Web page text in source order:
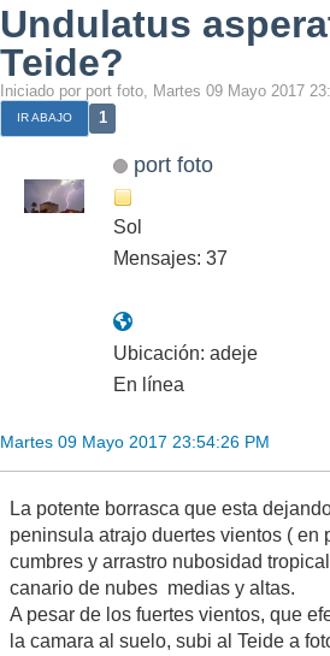
Undulatus
Teide?
Iniciado por port foto, Martes 09 Mayo 2017
IR ABAJO 1
port foto
Sol
Mensajes: 37
Ubicación: adeje
En línea
Martes 09 Mayo 2017 23:54:26 PM
La potente borrasca que esta
peninsula atrajo duertes vientos ( en
cumbres y arrastro nubosidad
canario de nubes medias y altas.
A pesar de los fuertes vientos, que
la camara al suelo, subi al Teide a